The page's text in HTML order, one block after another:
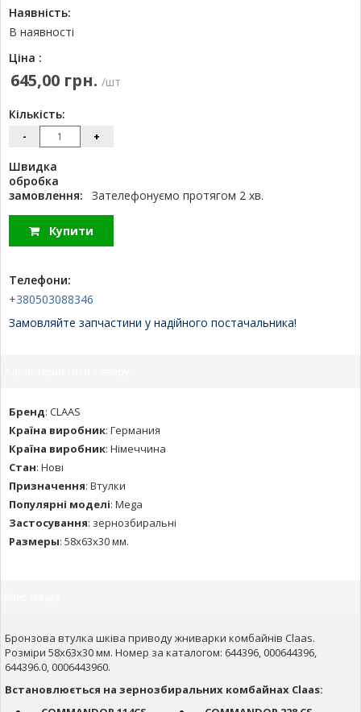
Наявність:
В наявності
Ціна :
645,00 грн. /шт
Кількість:
- +
Швидка
обробка
замовлення:
Зателефонуємо протягом 2 хв.
Купити
Телефони:
+380503088346
Замовляйте запчастини у надійного постачальника!
Бренд: CLAAS
Країна виробник: Германия
Країна виробник: Німеччина
Стан: Нові
Призначення: Втулки
Популярні моделі: Mega
Застосування: зернозбиральні
Размеры: 58х63х30 мм.
Бронзова втулка шківа приводу жниварки комбайнів Claas.
Розміри 58х63х30 мм. Номер за каталогом: 644396, 000644396,
644396.0, 0006443960.
Встановлюється на зернозбиральних комбайнах Claas: